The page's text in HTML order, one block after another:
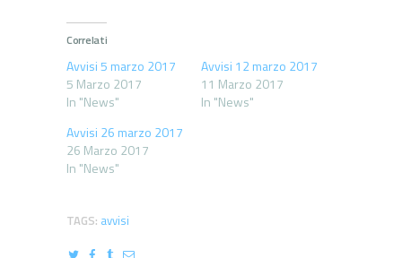
Correlati
Avvisi 5 marzo 2017
5 Marzo 2017
In "News"
Avvisi 12 marzo 2017
11 Marzo 2017
In "News"
Avvisi 26 marzo 2017
26 Marzo 2017
In "News"
TAGS: avvisi